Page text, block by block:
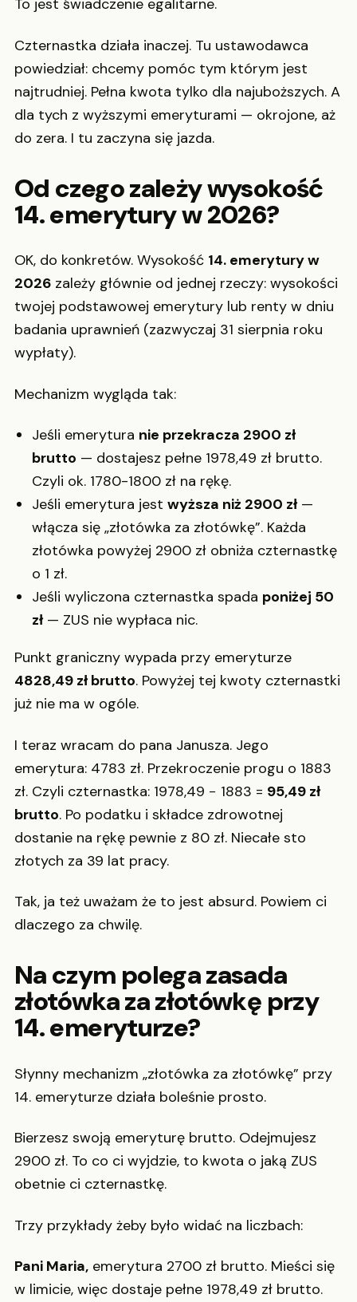
To jest świadczenie egalitarne.
Czternastka działa inaczej. Tu ustawodawca
powiedział: chcemy pomóc tym którym jest
najtrudniej. Pełna kwota tylko dla najuboższych. A
dla tych z wyższymi emeryturami — okrojone, aż
do zera. I tu zaczyna się jazda.
Od czego zależy wysokość
14. emerytury w 2026?
OK, do konkretów. Wysokość 14. emerytury w
2026 zależy głównie od jednej rzeczy: wysokości
twojej podstawowej emerytury lub renty w dniu
badania uprawnień (zazwyczaj 31 sierpnia roku
wypłaty).
Mechanizm wygląda tak:
Jeśli emerytura nie przekracza 2900 zł
brutto — dostajesz pełne 1978,49 zł brutto.
Czyli ok. 1780-1800 zł na rękę.
Jeśli emerytura jest wyższa niż 2900 zł—
włącza się „złotówka za złotówkę”. Każda
złotówka powyżej 2900 zł obniża czternastkę
o 1 zł.
Jeśli wyliczona czternastka spada poniżej 50
zł— ZUS nie wypłaca nic.
Punkt graniczny wypada przy emeryturze
4828,49 zł brutto. Powyżej tej kwoty czternastki
już nie ma w ogóle.
I teraz wracam do pana Janusza. Jego
emerytura: 4783 zł. Przekroczenie progu o 1883
zł. Czyli czternastka: 1978,49 − 1883 = 95,49 zł
brutto. Po podatku i składce zdrowotnej
dostanie na rękę pewnie z 80 zł. Niecałe sto
złotych za 39 lat pracy.
Tak, ja też uważam że to jest absurd. Powiem ci
dlaczego za chwilę.
Na czym polega zasada
złotówka za złotówkę przy
14. emeryturze?
Słynny mechanizm „złotówka za złotówkę” przy
14. emeryturze działa boleśnie prosto.
Bierzesz swoją emeryturę brutto. Odejmujesz
2900 zł. To co ci wyjdzie, to kwota o jaką ZUS
obetnie ci czternastkę.
Trzy przykłady żeby było widać na liczbach:
Pani Maria, emerytura 2700 zł brutto. Mieści się
w limicie, więc dostaje pełne 1978,49 zł brutto.